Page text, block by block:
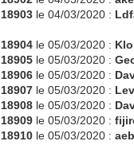
18903 le 04/03/2020 :
18904 le 05/03/2020 :
18905 le 05/03/2020 :
18906 le 05/03/2020 :
18907 le 05/03/2020 :
18908 le 05/03/2020 :
18909 le 05/03/2020 :
18910 le 05/03/2020 :